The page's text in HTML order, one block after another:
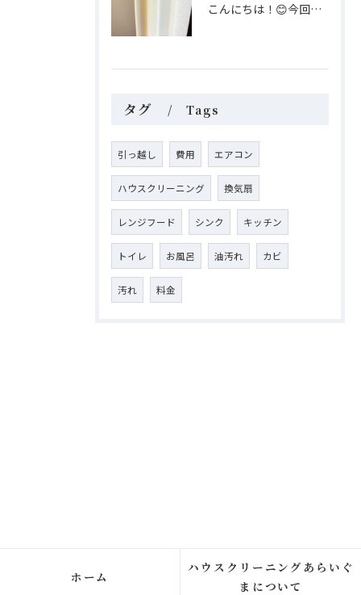
こんにちは！😊今回はリペア補修についてのご案内です。
タグ Tags
引っ越し 費用 エアコン
ハウスクリーニング 換気扇
レンジフード シンク キッチン
トイレ お風呂 油汚れ カビ
汚れ 料金
ホーム
ハウスクリーニングあらいぐ
まについて